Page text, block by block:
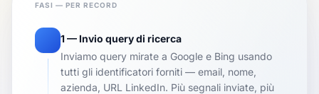
FASI — PER RECORD
1 — Invio query di ricerca
Inviamo query mirate a Google e Bing usando
tutti gli identificatori forniti — email, nome,
azienda, URL LinkedIn. Più segnali inviate, più